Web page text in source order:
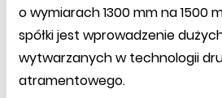
o wymiarach 1300 mm na 1500
spółki jest wprowadzenie
wytwarzanych w technologii
atramentowego.